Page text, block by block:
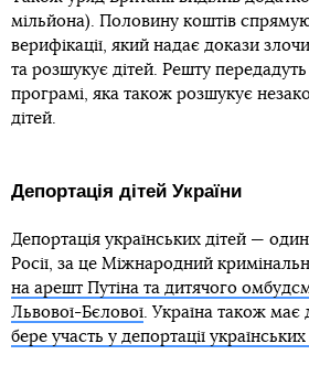
мільйона). Половину коштів
верифікації, який надає докази
та розшукує дітей. Решту передадуть
програмі, яка також розшукує
дітей.
Депортація дітей України
Депортація українських дітей —
Росії, за це Міжнародний
на арешт Путіна та дитячого
Львової-Бєлової. Україна також має
бере участь у депортації українських